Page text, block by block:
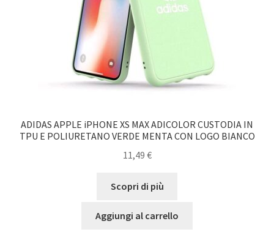
ADIDAS APPLE iPHONE XS MAX ADICOLOR CUSTODIA IN
TPU E POLIURETANO VERDE MENTA CON LOGO BIANCO
11,49 €
Scopri di più
Aggiungi al carrello